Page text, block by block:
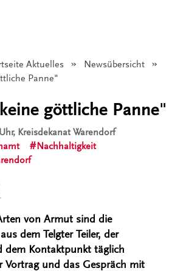
Aktuelles
Newsübersicht
Panne"
göttliche Panne"
, Kreisdekanat Warendorf
Nachhaltigkeit
von Armut sind die
dem Telgter Teiler, der
dem Kontaktpunkt täglich
Vortrag und das Gespräch mit